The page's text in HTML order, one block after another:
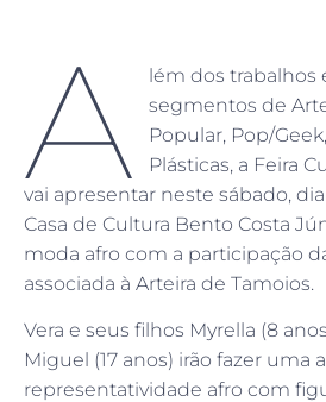
A
lém dos trabalhos
segmentos de
Popular, Pop/
Plásticas, a Feira
vai apresentar neste sábado,
Casa de Cultura Bento Costa
moda afro com a participação
associada à Arteira de Tamoios.
Vera e seus filhos Myrella (8
Miguel (17 anos) irão fazer uma
representatividade afro com